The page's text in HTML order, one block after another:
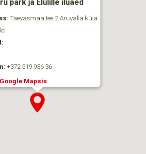
park ja Elulille iluaed
Taevasmaa tee 2 Aruvalla küla
+372 519 936 36
Mapsis